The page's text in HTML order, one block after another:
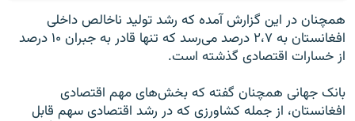
همچنان در این گزارش آمده که رشد تولید ناخالص داخلی
افغانستان به ۲،۷ درصد می‌رسد که تنها قادر به جبران ۱۰ درصد
از خسارات اقتصادی گذشته است.
بانک جهانی همچنان گفته که بخش‌های مهم اقتصادی
افغانستان، از جمله کشاورزی که در رشد اقتصادی سهم قابل